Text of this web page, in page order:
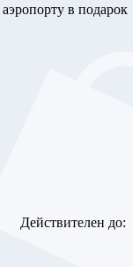
в подарок
Действителен до: